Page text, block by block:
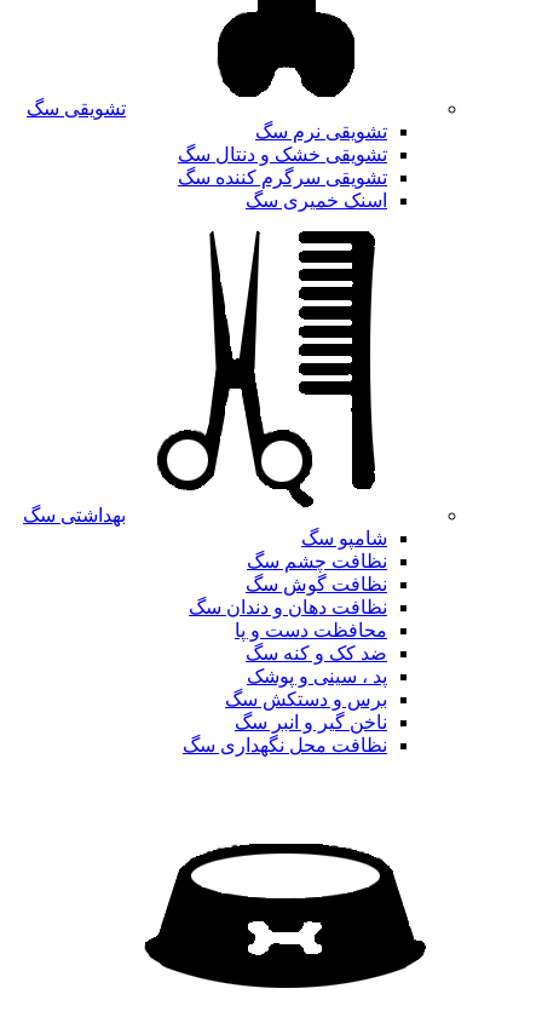
تشویقی سگ
تشویقی نرم سگ
تشویقی خشک و دنتال سگ
تشویقی سرگرم کننده سگ
اسنک خمیری سگ
بهداشتی سگ
شامپو سگ
نظافت چشم سگ
نظافت گوش سگ
نظافت دهان و دندان سگ
محافظت دست و پا
ضد کک و کنه سگ
پد ، سینی و پوشک
برس و دستکش سگ
ناخن گیر و انبر سگ
نظافت محل نگهداری سگ